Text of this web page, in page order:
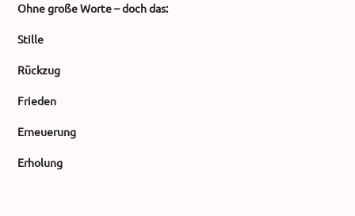
Ohne große Worte – doch das:
Stille
Rückzug
Frieden
Erneuerung
Erholung